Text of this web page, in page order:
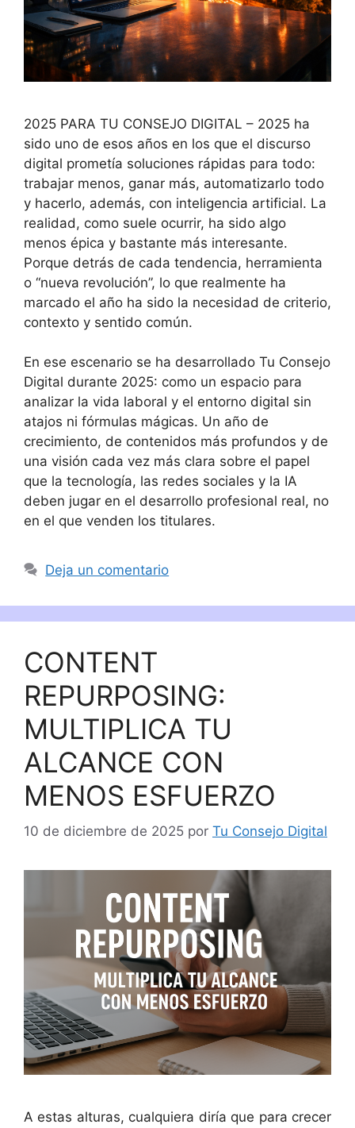
2025 PARA TU CONSEJO DIGITAL – 2025 ha
sido uno de esos años en los que el discurso
digital prometía soluciones rápidas para todo:
trabajar menos, ganar más, automatizarlo todo
y hacerlo, además, con inteligencia artificial. La
realidad, como suele ocurrir, ha sido algo
menos épica y bastante más interesante.
Porque detrás de cada tendencia, herramienta
o “nueva revolución”, lo que realmente ha
marcado el año ha sido la necesidad de criterio,
contexto y sentido común.
En ese escenario se ha desarrollado Tu Consejo
Digital durante 2025: como un espacio para
analizar la vida laboral y el entorno digital sin
atajos ni fórmulas mágicas. Un año de
crecimiento, de contenidos más profundos y de
una visión cada vez más clara sobre el papel
que la tecnología, las redes sociales y la IA
deben jugar en el desarrollo profesional real, no
en el que venden los titulares.
Deja un comentario
CONTENT
REPURPOSING:
MULTIPLICA TU
ALCANCE CON
MENOS ESFUERZO
10 de diciembre de 2025 por Tu Consejo Digital
A estas alturas, cualquiera diría que para crecer